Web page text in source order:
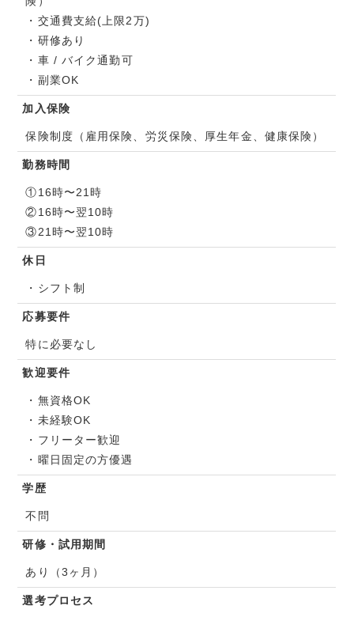
・交通費支給(上限2万)
・研修あり
・車 / バイク通勤可
・副業OK
加入保険
保険制度（雇用保険、労災保険、厚生年金、健康保険）
勤務時間
①16時〜21時
②16時〜翌10時
③21時〜翌10時
休日
・シフト制
応募要件
特に必要なし
歓迎要件
・無資格OK
・未経験OK
・フリーター歓迎
・曜日固定の方優遇
学歴
不問
研修・試用期間
あり（3ヶ月）
選考プロセス